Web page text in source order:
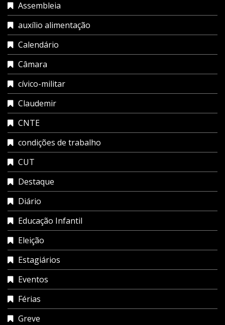
Assembleia
auxílio alimentação
Calendário
Câmara
cívico-militar
Claudemir
CNTE
condições de trabalho
CUT
Destaque
Diário
Educação Infantil
Eleição
Estagiários
Eventos
Férias
Greve